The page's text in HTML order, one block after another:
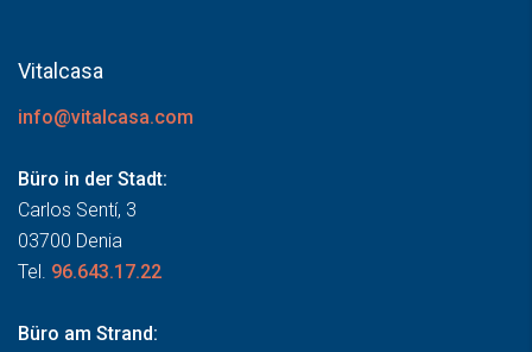
Vitalcasa
info@vitalcasa.com
Büro in der Stadt:
Carlos Sentí, 3
03700 Denia
Tel. 96.643.17.22
Büro am Strand: